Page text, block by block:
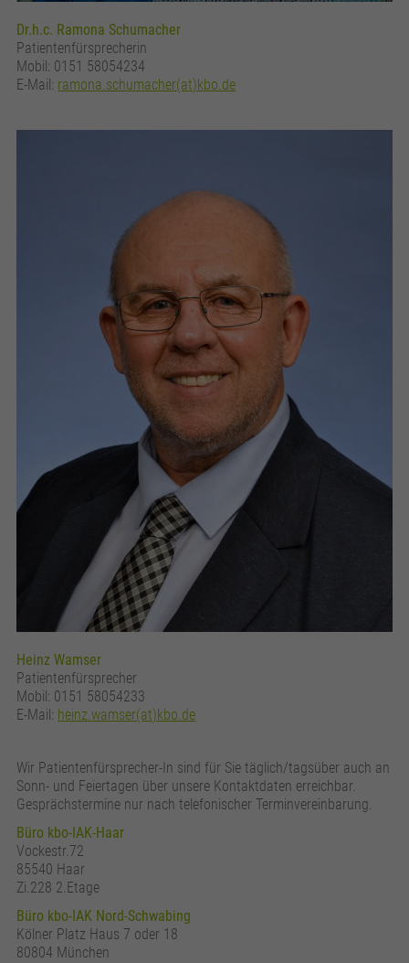
Dr.h.c. Ramona Schumacher
Patientenfürsprecherin
Mobil: 0151 58054234
E-Mail: ramona.schumacher(at)kbo.de
Heinz Wamser
Patientenfürsprecher
Mobil: 0151 58054233
E-Mail: heinz.wamser(at)kbo.de
Wir Patientenfürsprecher-In sind für Sie täglich/tagsüber auch an
Sonn- und Feiertagen über unsere Kontaktdaten erreichbar.
Gesprächstermine nur nach telefonischer Terminvereinbarung.
Büro kbo-IAK-Haar
Vockestr.72
85540 Haar
Zi.228 2.Etage
Büro kbo-IAK Nord-Schwabing
Kölner Platz Haus 7 oder 18
80804 München